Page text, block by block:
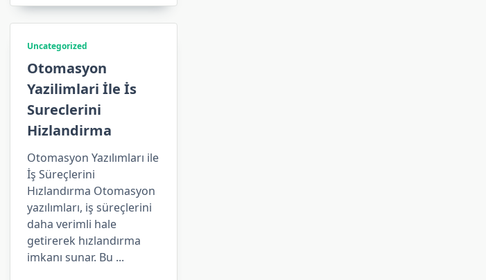
Uncategorized
Otomasyon
Yazilimlari İle İs
Sureclerini
Hizlandirma
Otomasyon Yazılımları ile
İş Süreçlerini
Hızlandırma Otomasyon
yazılımları, iş süreçlerini
daha verimli hale
getirerek hızlandırma
imkanı sunar. Bu ...